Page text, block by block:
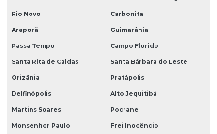
Rio Novo Carbonita
Araporã Guimarânia
Passa Tempo Campo Florido
Santa Rita de Caldas Santa Bárbara do Leste
Orizânia Pratápolis
Delfinópolis Alto Jequitibá
Martins Soares Pocrane
Monsenhor Paulo Frei Inocêncio